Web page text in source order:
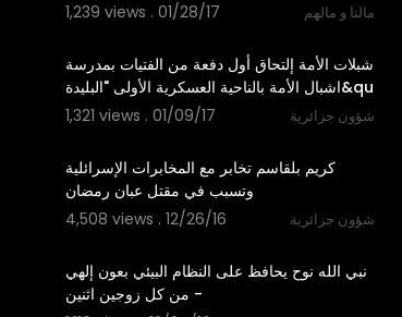
1,239 views . 01/28/17
مالنا و مالهم
شبلات الأمة إلتحاق أول دفعة من الفتيات بمدرسة
اشبال الأمة بالناحية العسكرية الأولى "البليدة&qu
1,321 views . 01/09/17
شؤون جزائرية
كريم بلقاسم تخابر مع المخابرات الإسرائلية
وتسبب في مقتل عبان رمضان
4,508 views . 12/26/16
شؤون جزائرية
‫نبي الله نوح يحافظ على النظام البيئي بعون إلهي